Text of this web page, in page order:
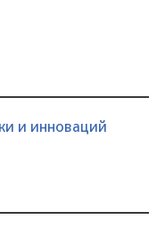
и инноваций